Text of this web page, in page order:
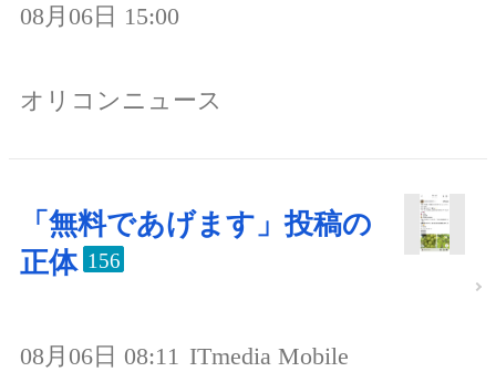
08月06日 15:00
オリコンニュース
「無料であげます」投稿の
正体 156
08月06日 08:11 ITmedia Mobile